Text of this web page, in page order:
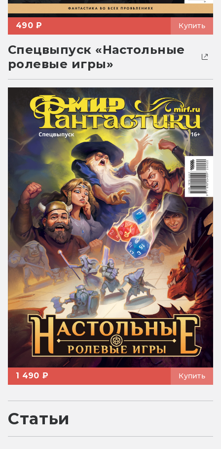
490 ₽ Купить
Спецвыпуск «Настольные
ролевые игры»
1 490 ₽ Купить
Статьи